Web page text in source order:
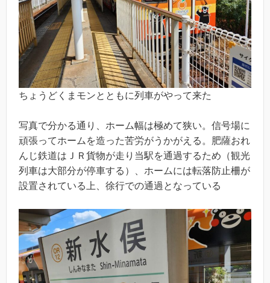
ちょうどくまモンとともに列車がやって来た
写真で分かる通り、ホーム幅は極めて狭い。信号場に
頑張ってホームを造った苦労がうかがえる。肥薩おれ
んじ鉄道はＪＲ貨物が走り当駅を通過するため（観光
列車は大部分が停車する）、ホームには転落防止柵が
設置されている上、徐行での通過となっている